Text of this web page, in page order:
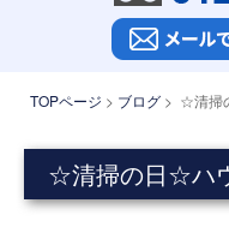
TOPページ > ブログ > ☆清掃
☆清掃の日☆ハ